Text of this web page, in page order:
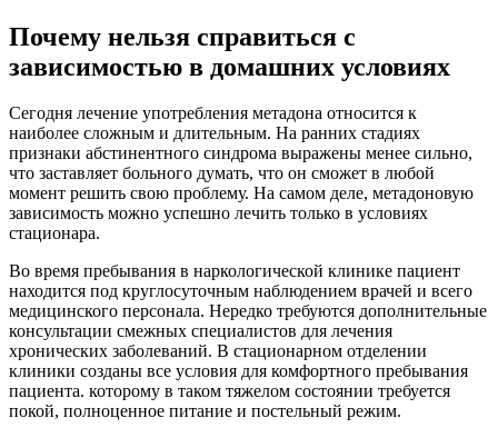
Почему нельзя справиться с
зависимостью в домашних условиях
Сегодня лечение употребления метадона относится к
наиболее сложным и длительным. На ранних стадиях
признаки абстинентного синдрома выражены менее сильно,
что заставляет больного думать, что он сможет в любой
момент решить свою проблему. На самом деле, метадоновую
зависимость можно успешно лечить только в условиях
стационара.
Во время пребывания в наркологической клинике пациент
находится под круглосуточным наблюдением врачей и всего
медицинского персонала. Нередко требуются дополнительные
консультации смежных специалистов для лечения
хронических заболеваний. В стационарном отделении
клиники созданы все условия для комфортного пребывания
пациента. которому в таком тяжелом состоянии требуется
покой, полноценное питание и постельный режим.